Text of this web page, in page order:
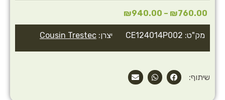
מק"ט: CE124014P002 יצרן: Cousin Trestec
₪760.00
–
₪940.00
שיתוף: